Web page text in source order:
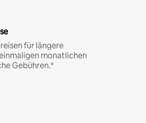
für längere
monatlichen
Gebühren.*